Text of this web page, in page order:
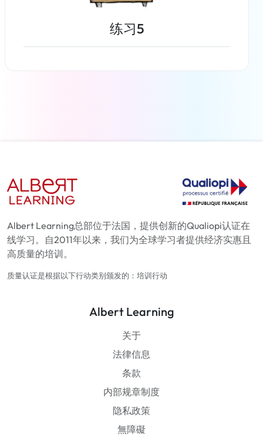
练习5
Albert Learning总部位于法国，提供创新的Qualiopi认证在
线学习。自2011年以来，我们为全球学习者提供经济实惠且
高质量的培训。
质量认证是根据以下行动类别颁发的：培训行动
Albert Learning
关于
法律信息
条款
内部规章制度
隐私政策
無障礙